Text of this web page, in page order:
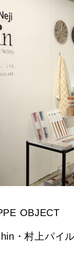
ーズガイド
レクショ
ショナ
に出展し
に出展
たち 第十
ター
OBJECT
・村上パイ